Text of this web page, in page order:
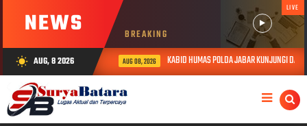
NEWS BREAKING
LIVE
wb_sunny AUG, 8 2026 AUG 08, 2026 KABID HUMAS POLDA JABAR KUNJUNGI DAN